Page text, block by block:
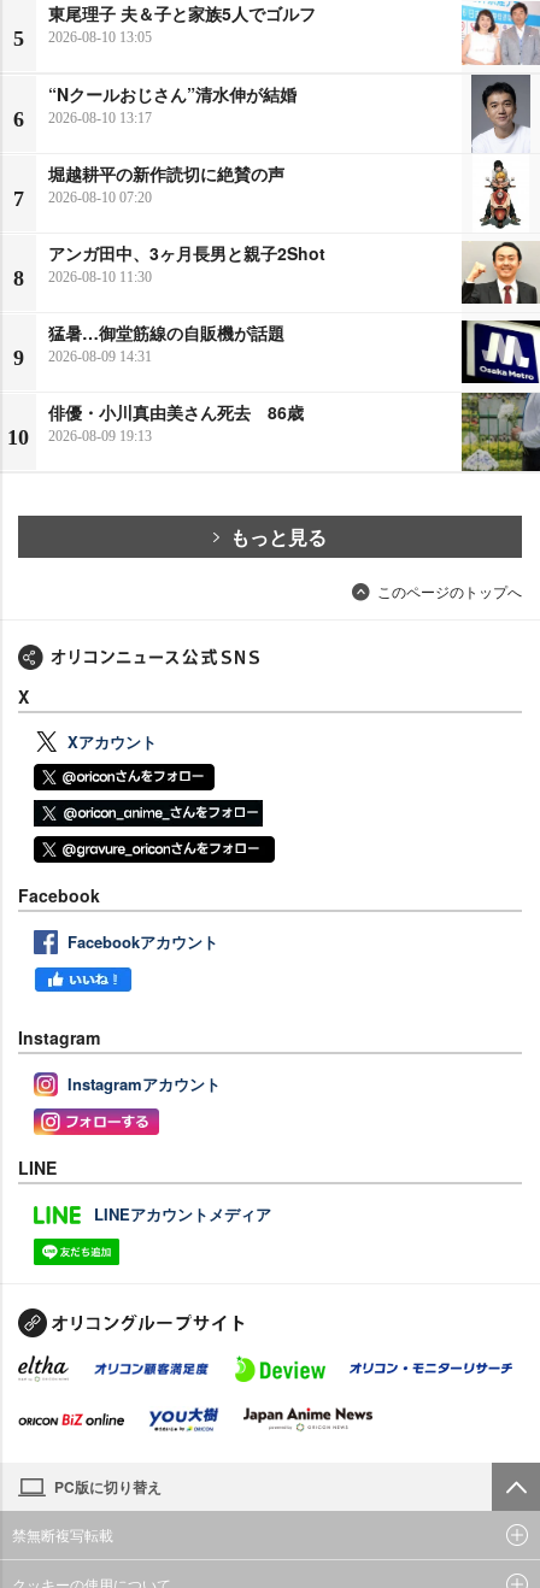
5
東尾理子 夫＆子と家族5人でゴルフ
2026-08-10 13:05
6
“Nクールおじさん”清水伸が結婚
2026-08-10 13:17
7
堀越耕平の新作読切に絶賛の声
2026-08-10 07:20
8
アンガ田中、3ヶ月長男と親子2Shot
2026-08-10 11:30
9
猛暑…御堂筋線の自販機が話題
2026-08-09 14:31
10
俳優・小川真由美さん死去 86歳
2026-08-09 19:13
もっと見る
このページのトップへ
X
Xアカウント
Facebook
Facebookアカウント
Instagram
Instagramアカウント
LINE
LINEアカウントメディア
PC版に切り替え
禁無断複写転載